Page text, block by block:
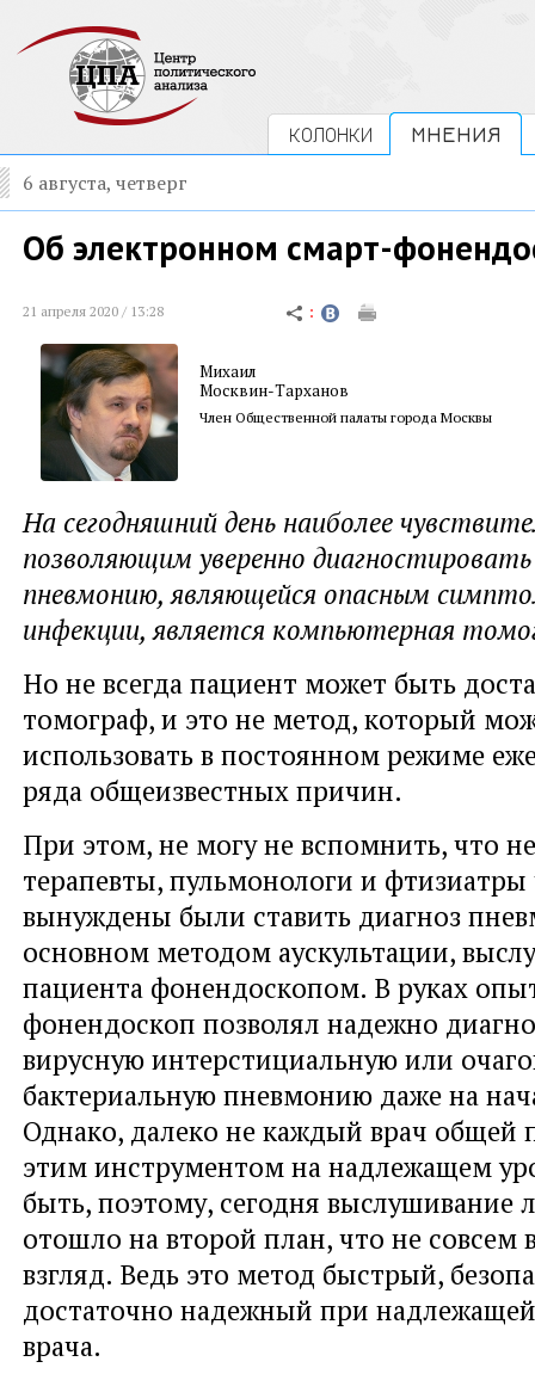
КОЛОНКИ МНЕНИЯ
6 августа, четверг
Об электронном смарт-
21 апреля 2020 / 13:28
Михаил
Москвин-Тарханов
Член Общественной палаты города Москвы
На сегодняшний день наиболее
позволяющим уверенно
пневмонию, являющейся опасным
инфекции, является компьютерная
Но не всегда пациент может быть
томограф, и это не метод, который
использовать в постоянном режиме
ряда общеизвестных причин.
При этом, не могу не вспомнить, что
терапевты, пульмонологи и фтизиатры
вынуждены были ставить диагноз
основном методом аускультации,
пациента фонендоскопом. В руках
фонендоскоп позволял надежно
вирусную интерстициальную или
бактериальную пневмонию даже на
Однако, далеко не каждый врач общей
этим инструментом на надлежащем
быть, поэтому, сегодня выслушивание
отошло на второй план, что не совсем
взгляд. Ведь это метод быстрый,
достаточно надежный при
врача.